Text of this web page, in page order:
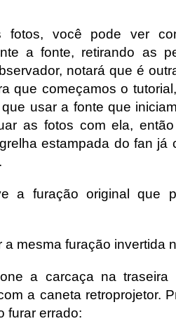
fotos, você pode ver
a fonte, retirando as
notará que é
que começamos o
usar a fonte que
as fotos com ela,
estampada do fan já
a furação original que
a mesma furação invertida
a carcaça na
a caneta retroprojetor.
furar errado: